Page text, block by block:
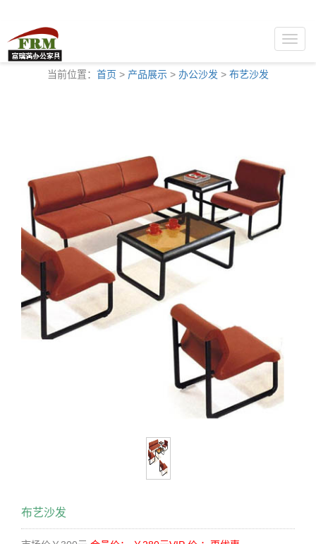
Toggle
当前位置： 首页 > 产品展示 > 办公沙发 > 布艺沙发
布艺沙发